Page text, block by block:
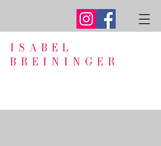
ISABEL
BREININGER